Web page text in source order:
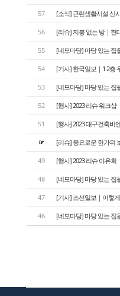
57 [소식] 근린생활시설 신
56 [리슈] 지붕 없는 방｜현
55 [네모마당] 마당 있는 집
54 [기사] 한국일보｜1·2층
53 [네모마당] 마당 있는 집
52 [행사] 2023 리슈 워크샵
51 [행사] 2023 대구건축비
☞ [리슈] 풍요로운 한가위
49 [행사] 2023 리슈 야유회
48 [네모마당] 마당 있는 집
47 [기사] 조선일보｜이렇
46 [네모마당] 마당 있는 집